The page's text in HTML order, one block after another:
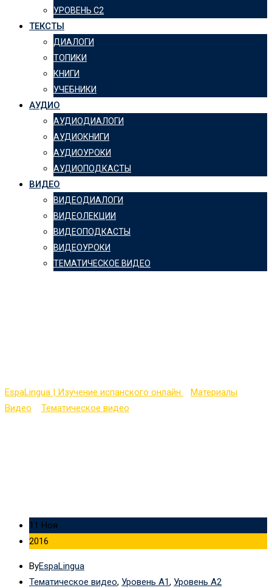
УРОВЕНЬ C2
ТЕКСТЫ
ДИАЛОГИ
ТОПИКИ
КНИГИ
УЧЕБНИКИ
АУДИО
АУДИОДИАЛОГИ
АУДИОКНИГИ
АУДИОУРОКИ
АУДИОПОДКАСТЫ
ВИДЕО
ВИДЕОДИАЛОГИ
ВИДЕОЛЕКЦИИ
ВИДЕОПОДКАСТЫ
ВИДЕОУРОКИ
ТЕМАТИЧЕСКОЕ ВИДЕО
EspaLingua | Изучение испанского онлайн Материалы
Видео
Тематическое видео
11 Ноя
2016
ByEspaLingua
Тематическое видео, Уровень А1, Уровень А2